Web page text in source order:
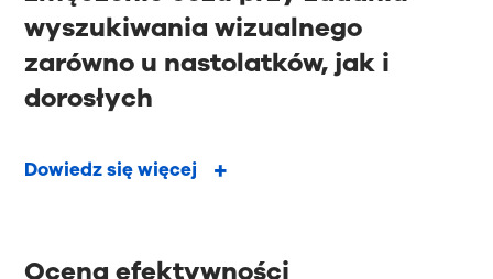
wyszukiwania wizualnego
zarówno u nastolatków, jak i
dorosłych
Dowiedz się więcej
Ocena efektywności